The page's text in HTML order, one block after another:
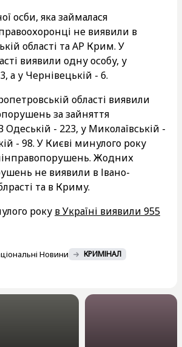
осби, яка займалася
не виявили в
області та АР Крим. У
виявили одну особу, у
а у Чернівецькій - 6.
області виявили
за зайняття
Одеській - 223, у Миколаївській -
- 98. У Києві минулого року
Жодних
не виявили в Івано-
та в Криму.
року в Україні виявили 955
Новини КРИМІНАЛ